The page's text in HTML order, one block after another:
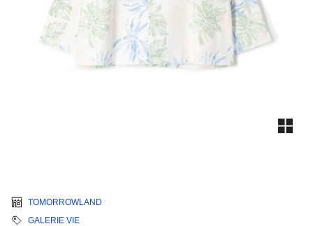
TOMORROWLAND
GALERIE VIE